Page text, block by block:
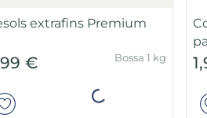
extrafins Premium
€ Bossa 1 kg